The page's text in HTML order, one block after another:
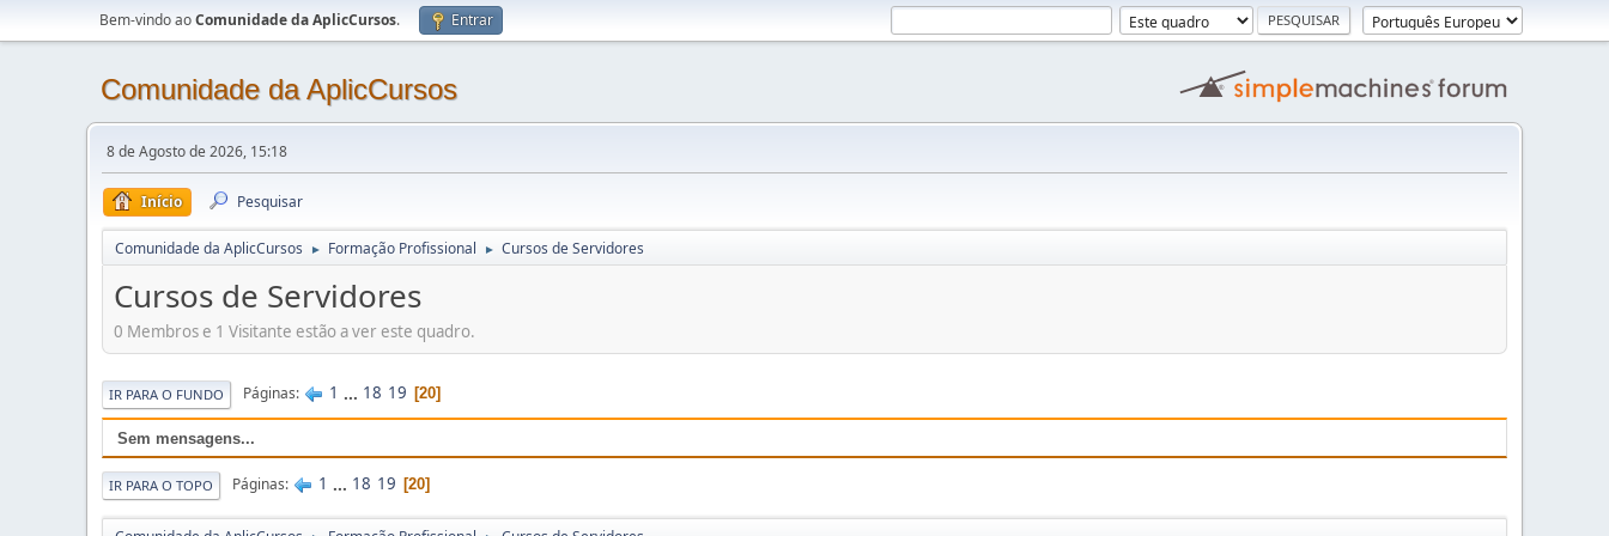
Bem-vindo aoComunidade da AplicCursos. Entrar
Comunidade da AplicCursos
8 de Agosto de 2026, 15:18
Início Pesquisar
Comunidade da AplicCursos ► Formação Profissional ► Cursos de Servidores
Cursos de Servidores
0 Membros e 1 Visitante estão a ver este quadro.
IR PARA O FUNDO Páginas 1 ... 18 19 20
Sem mensagens...
IR PARA O TOPO Páginas 1 ... 18 19 20